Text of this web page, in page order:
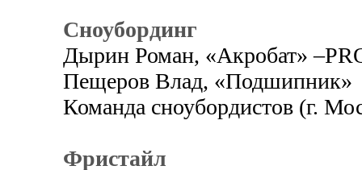
Сноубординг
Дырин Роман, «Акробат»
Пещеров Влад, «Подшипник»
Команда сноубордистов (г.
Фристайл